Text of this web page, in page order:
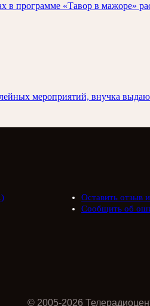
в программе «Тавор в мажоре»
мероприятий, внучка
Оставить отзыв
Сообщить об
© 2005-2026